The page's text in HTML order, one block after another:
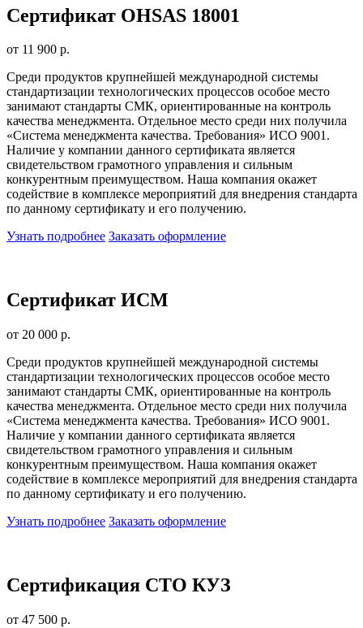
Сертификат OHSAS 18001
от 11 900 р.
Среди продуктов крупнейшей международной системы
стандартизации технологических процессов особое место
занимают стандарты СМК, ориентированные на контроль
качества менеджмента. Отдельное место среди них получила
«Система менеджмента качества. Требования» ИСО 9001.
Наличие у компании данного сертификата является
свидетельством грамотного управления и сильным
конкурентным преимуществом. Наша компания окажет
содействие в комплексе мероприятий для внедрения стандарта
по данному сертификату и его получению.
Узнать подробнее Заказать оформление
Сертификат ИСМ
от 20 000 р.
Среди продуктов крупнейшей международной системы
стандартизации технологических процессов особое место
занимают стандарты СМК, ориентированные на контроль
качества менеджмента. Отдельное место среди них получила
«Система менеджмента качества. Требования» ИСО 9001.
Наличие у компании данного сертификата является
свидетельством грамотного управления и сильным
конкурентным преимуществом. Наша компания окажет
содействие в комплексе мероприятий для внедрения стандарта
по данному сертификату и его получению.
Узнать подробнее Заказать оформление
Сертификация СТО КУЗ
от 47 500 р.